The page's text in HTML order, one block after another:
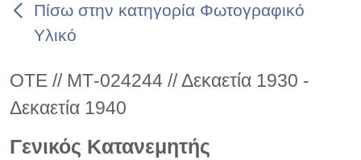
Πίσω στην κατηγορία Φωτογραφικό
Υλικό
ΟΤΕ // ΜΤ-024244 // Δεκαετία 1930 -
Δεκαετία 1940
Γενικός Kατανεμητής